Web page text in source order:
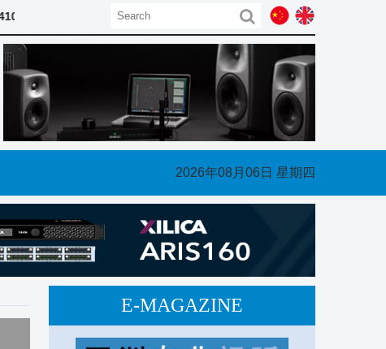
或QQ1483317511/ 微信号：ProAudioAsia
2026年08月06日 星期四
E-MAGAZINE